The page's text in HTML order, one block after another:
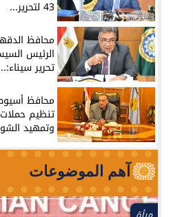
43 لتحرير...
محافظ
الرئيس
تحرير
محافظ
تنظيم
وتمهيد
آهم الموضوعات